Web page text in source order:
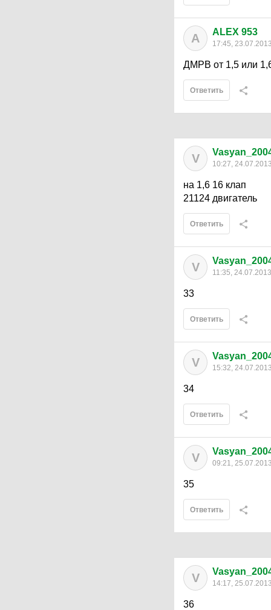
A ALEX 953
17:45, 23.07.2013
ДМРВ от 1,5 или
Ответить
V 10:27, 24.07.2013
на 1,6 16 клап
21124 двигатель
Ответить
V 11:35, 24.07.2013
33
Ответить
V 15:32, 24.07.2013
34
Ответить
V 09:21, 25.07.2013
35
Ответить
V 14:17, 25.07.2013
36